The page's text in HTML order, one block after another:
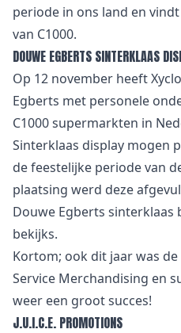
periode in ons land en
van C1000.
DOUWE EGBERTS SINTERKLAAS
Op 12 november heeft
Egberts met personele
C1000 supermarkten in
Sinterklaas display mogen
de feestelijke periode van
plaatsing werd deze
Douwe Egberts sinterklaas
bekijks.
Kortom; ook dit jaar was
Service Merchandising en
weer een groot succes!
J.U.I.C.E. PROMOTIONS